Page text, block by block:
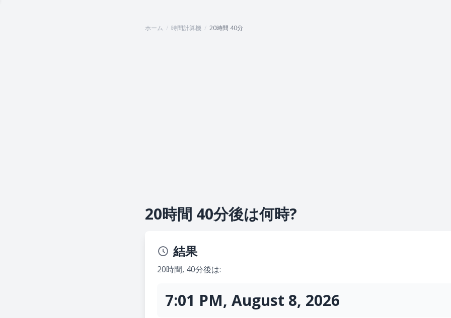
ホーム / 時間計算機 / 20時間 40分
20時間 40分後は何時?
結果
20時間, 40分後は:
7:01 PM, August 8, 2026